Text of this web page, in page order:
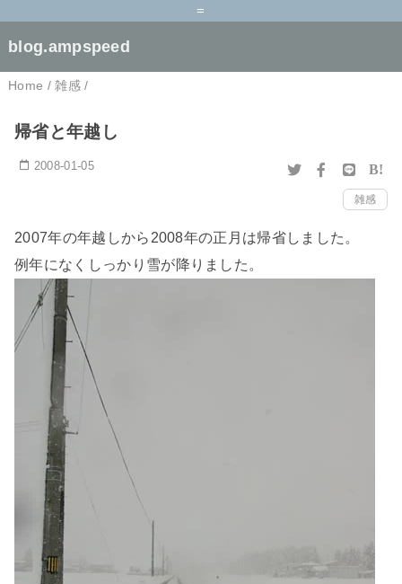
=
blog.ampspeed
Home /雑感 /
帰省と年越し
2008-01-05 B!
雑感
2007年の年越しから2008年の正月は帰省しました。
例年になくしっかり雪が降りました。